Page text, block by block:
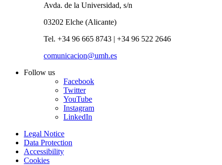
Avda. de la Universidad, s/n
03202 Elche (Alicante)
Tel. +34 96 665 8743 | +34 96 522 2646
comunicacion@umh.es
Follow us
Facebook
Twitter
YouTube
Instagram
LinkedIn
Legal Notice
Data Protection
Accessibility
Cookies